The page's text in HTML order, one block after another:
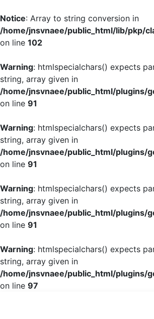
Notice: Array to string conversion in
/home/jnsvnaee/public_html/lib/pkp/
on line 102
Warning: htmlspecialchars() expects
string, array given in
/home/jnsvnaee/public_html/plugins/
on line 91
Warning: htmlspecialchars() expects
string, array given in
/home/jnsvnaee/public_html/plugins/
on line 91
Warning: htmlspecialchars() expects
string, array given in
/home/jnsvnaee/public_html/plugins/
on line 91
Warning: htmlspecialchars() expects
string, array given in
/home/jnsvnaee/public_html/plugins/
on line 97